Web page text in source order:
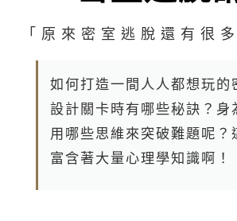
「 原 來 密 室 逃 脫 還 有 很
如 何 打 造 一 間 人 人 都 想 玩 的
設 計 關 卡 時 有 哪 些 秘 訣 ？ 身
用 哪 些 思 維 來 突 破 難 題 呢 ？
富 含 著 大 量 心 理 學 知 識 啊 ！